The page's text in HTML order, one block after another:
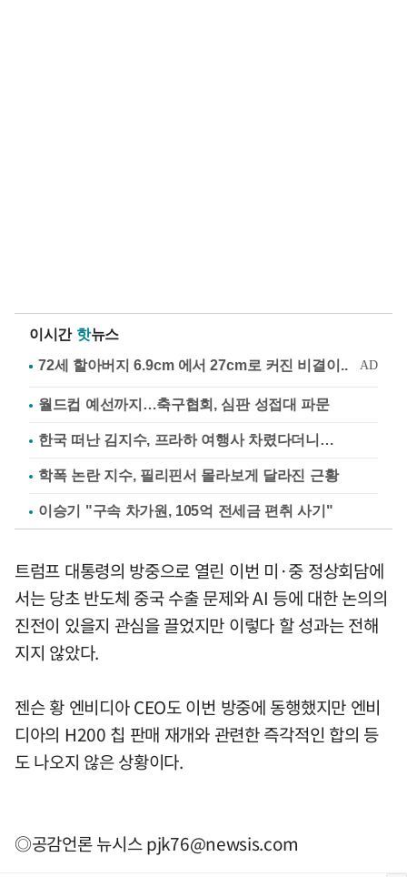
이시간 핫뉴스
월드컵 예선까지…축구협회, 심판 성접대 파문
한국 떠난 김지수, 프라하 여행사 차렸다더니…
학폭 논란 지수, 필리핀서 몰라보게 달라진 근황
이승기 "구속 차가원, 105억 전세금 편취 사기"
트럼프 대통령의 방중으로 열린 이번 미·중 정상회담에
서는 당초 반도체 중국 수출 문제와 AI 등에 대한 논의의
진전이 있을지 관심을 끌었지만 이렇다 할 성과는 전해
지지 않았다.
젠슨 황 엔비디아 CEO도 이번 방중에 동행했지만 엔비
디아의 H200 칩 판매 재개와 관련한 즉각적인 합의 등
도 나오지 않은 상황이다.
◎공감언론 뉴시스pjk76@newsis.com